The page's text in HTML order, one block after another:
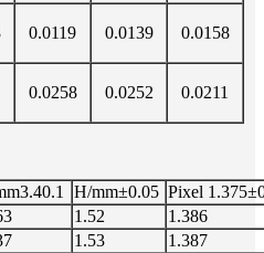
0.0119 0.0139 0.0158
0.0258 0.0252 0.0211
3.40.1 H/mm±0.05 Pixel
1.52
1.386
1.53
1.387